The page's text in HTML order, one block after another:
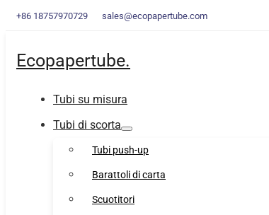
+86 18757970729 sales@ecopapertube.com
Ecopapertube.
Tubi su misura
Tubi di scorta
Tubi push-up
Barattoli di carta
Scuotitori